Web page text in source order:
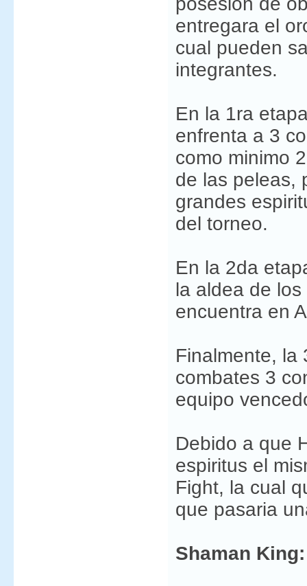
entregara el
cual pueden
integrantes.
En la 1ra
enfrenta a 3
como minimo
de las peleas,
grandes
del torneo.
En la 2da
la aldea de
encuentra en
Finalmente, la
combates 3
equipo
Debido a que
espiritus el
Fight, la cual
que pasaria
Shaman King: